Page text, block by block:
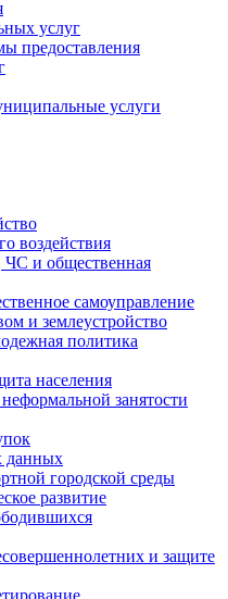
услуг
предоставления
услуги
воздействия
ЧС и общественная
самоуправление
и землеустройство
политика
населения
занятости
данных
городской среды
развитие
и защите